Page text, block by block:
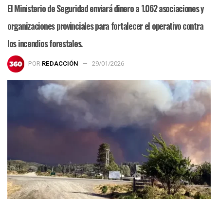
El Ministerio de Seguridad enviará dinero a 1.062 asociaciones y
organizaciones provinciales para fortalecer el operativo contra
los incendios forestales.
POR REDACCIÓN 29/01/2026